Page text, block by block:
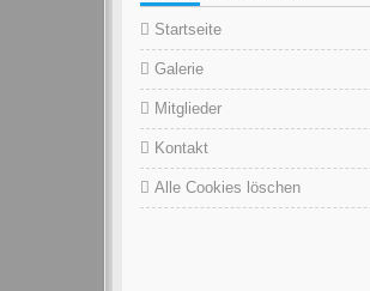
Startseite
Galerie
Mitglieder
Kontakt
Alle Cookies löschen